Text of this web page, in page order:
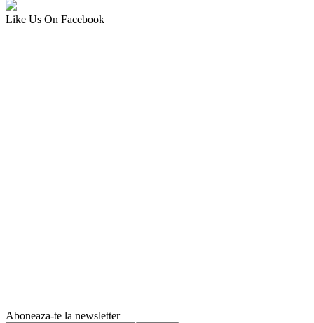
Like Us On Facebook
Aboneaza-te la newsletter